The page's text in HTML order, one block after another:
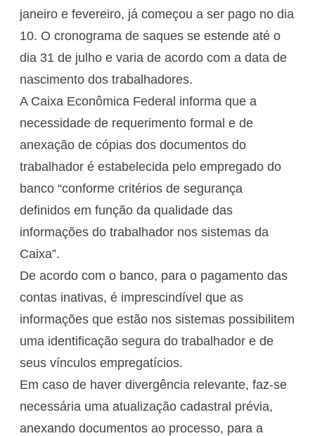
janeiro e fevereiro, já começou a ser pago no dia
10. O cronograma de saques se estende até o
dia 31 de julho e varia de acordo com a data de
nascimento dos trabalhadores.
A Caixa Econômica Federal informa que a
necessidade de requerimento formal e de
anexação de cópias dos documentos do
trabalhador é estabelecida pelo empregado do
banco “conforme critérios de segurança
definidos em função da qualidade das
informações do trabalhador nos sistemas da
Caixa”.
De acordo com o banco, para o pagamento das
contas inativas, é imprescindível que as
informações que estão nos sistemas possibilitem
uma identificação segura do trabalhador e de
seus vínculos empregatícios.
Em caso de haver divergência relevante, faz-se
necessária uma atualização cadastral prévia,
anexando documentos ao processo, para a